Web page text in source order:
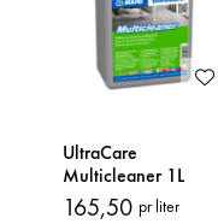
UltraCare
Multicleaner 1L
Rengjøringsmiddel
165,50 pr liter